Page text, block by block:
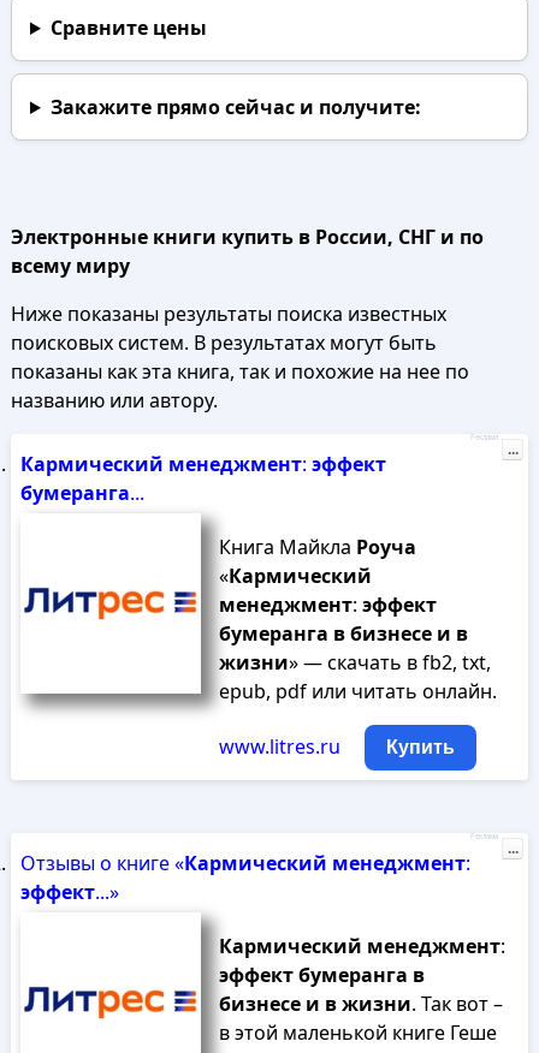
Сравните цены
Закажите прямо сейчаси получите:
Электронные книги купить в России, СНГ и по
всему миру
Ниже показаны результаты поиска известных
поисковых систем. В результатах могут быть
показаны как эта книга, так и похожие на нее по
названию или автору.
Кармический менеджмент: эффект
бумеранга...
Книга Майкла Роуча
«Кармический
менеджмент: эффект
бумеранга вбизнесе и в
жизни» — скачать в fb2, txt,
epub, pdf или читать онлайн.
www.litres.ru Купить
Реклама
...
Отзывы о книге «Кармический менеджмент:
эффект...»
Кармический менеджмент:
эффектбумеранга в
бизнесе и вжизни. Так вот –
в этой маленькой книге Геше
Реклама
...